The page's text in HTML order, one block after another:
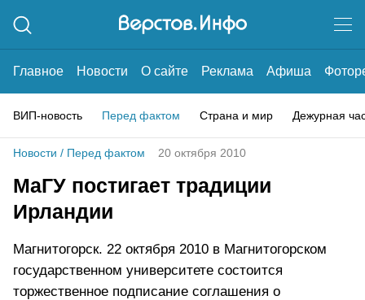
Главное Новости О сайте Реклама Афиша
ВИП-новость Перед фактом Страна и мир Дежурная
Новости / Перед фактом 20 октября 2010
МаГУ постигает традиции
Ирландии
Магнитогорск. 22 октября 2010 в Магнитогорском
государственном университете состоится
торжественное подписание соглашения о